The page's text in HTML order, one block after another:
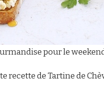
pour le
recette de Tartine de